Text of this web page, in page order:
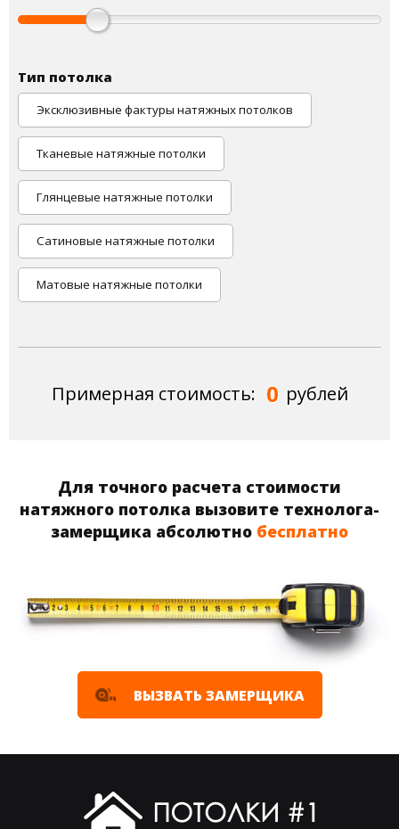
Тип потолка
Эксклюзивные фактуры натяжных потолков
Тканевые натяжные потолки
Глянцевые натяжные потолки
Сатиновые натяжные потолки
Матовые натяжные потолки
Примерная стоимость: 0 рублей
Для точного расчета стоимости
натяжного потолка вызовите технолога-
замерщика абсолютно бесплатно
ВЫЗВАТЬ ЗАМЕРЩИКА